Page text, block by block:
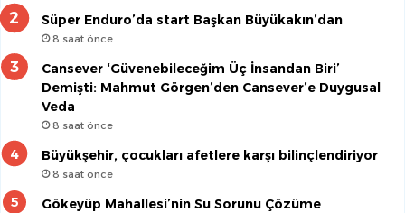
Süper Enduro’da start Başkan Büyükakın’dan
8 saat önce
Cansever ‘Güvenebileceğim Üç İnsandan Biri’
Demişti: Mahmut Görgen’den Cansever’e Duygusal
Veda
8 saat önce
Büyükşehir, çocukları afetlere karşı bilinçlendiriyor
8 saat önce
Gökeyüp Mahallesi’nin Su Sorunu Çözüme